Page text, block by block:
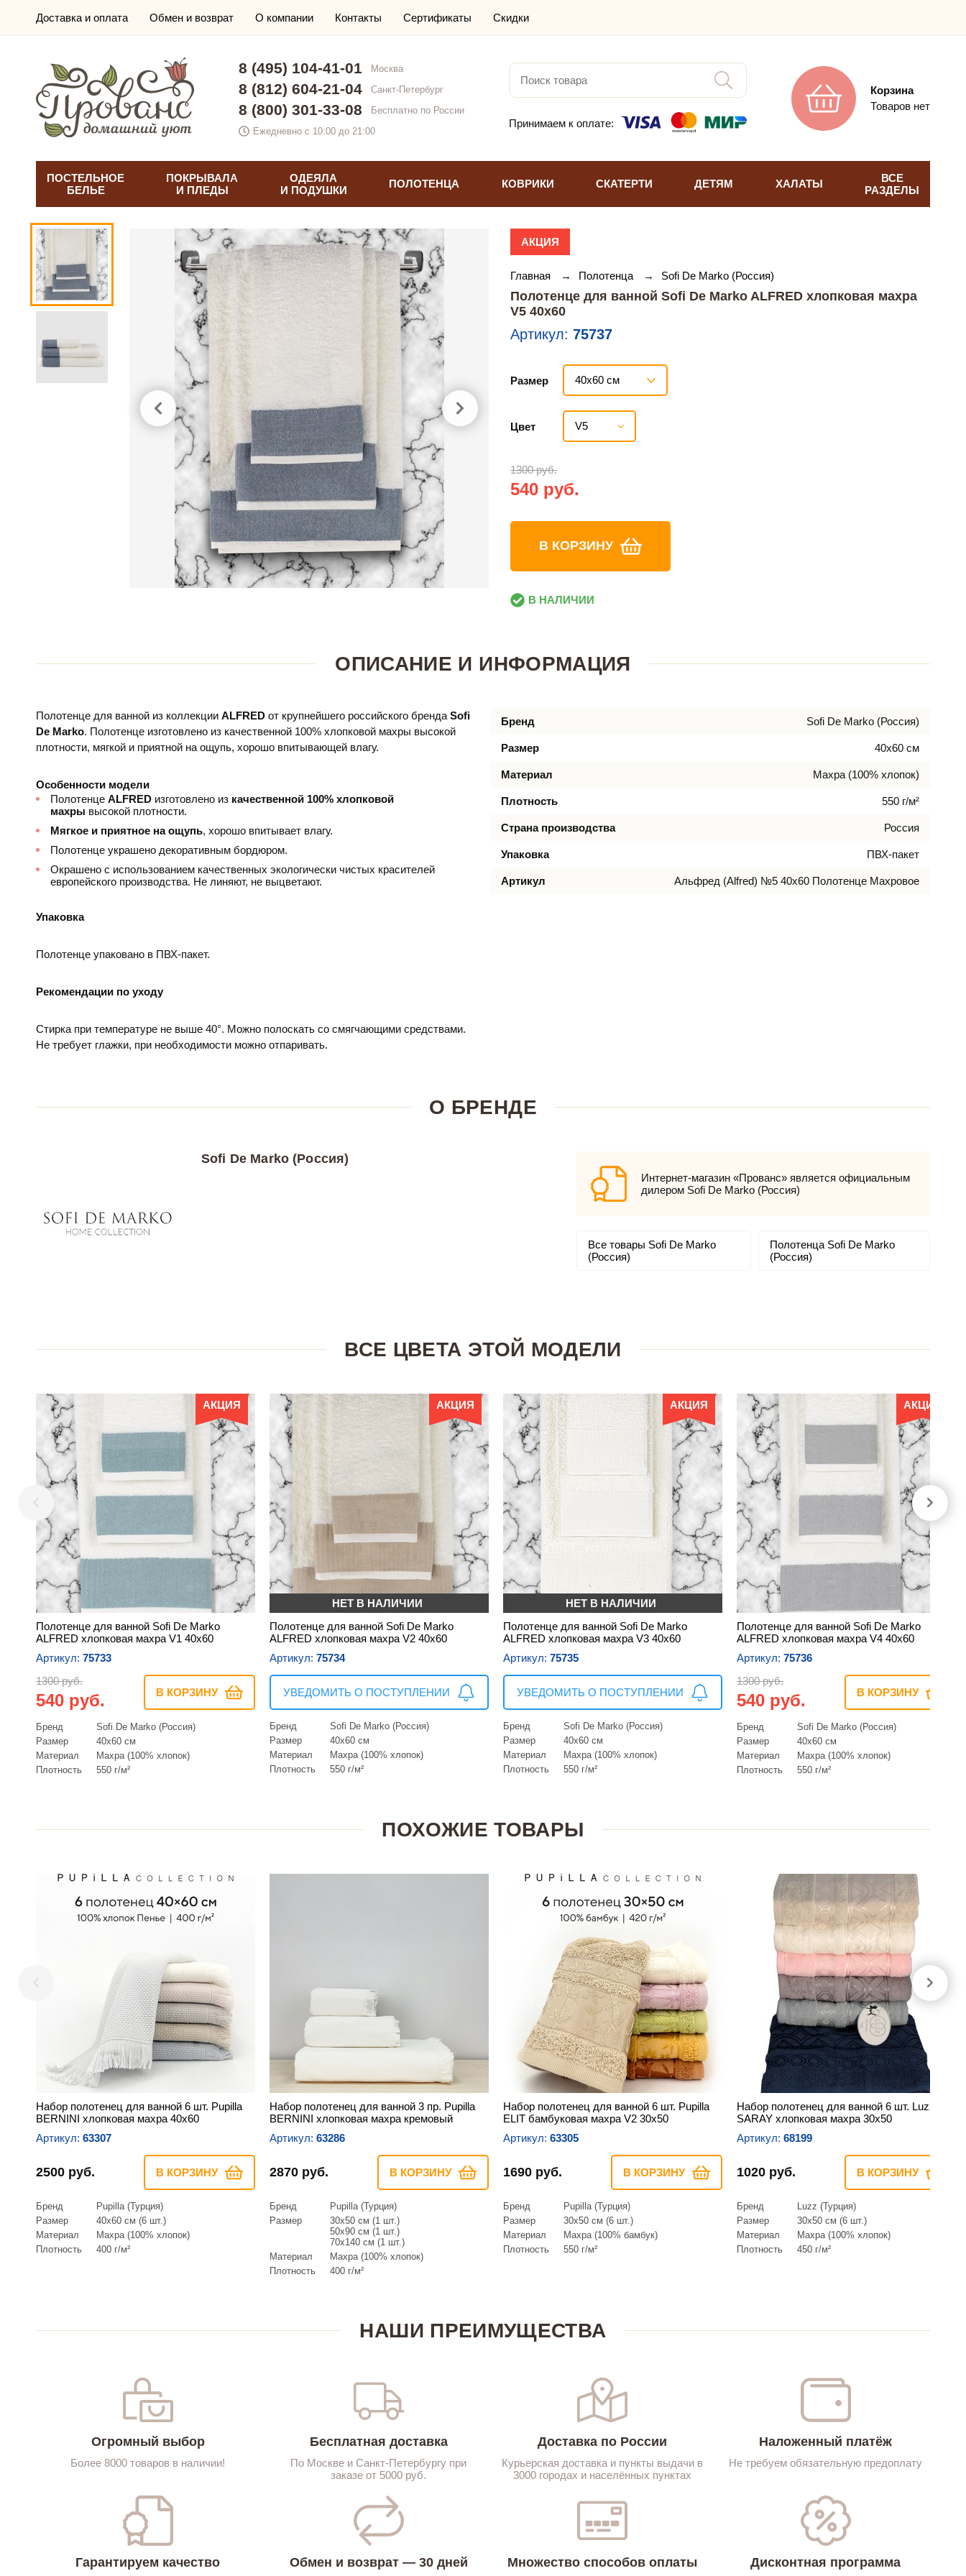
Доставка и оплата Обмен и возврат О компании Контакты Сертификаты Скидки
8 (495) 104-41-01 Москва
8 (812) 604-21-04 Санкт-Петербург
8 (800) 301-33-08
Бесплатно по России
Ежедневно с 10:00 до 21:00
Принимаем к оплате:
Корзина
Товаров нет
ПОСТЕЛЬНОЕ
БЕЛЬЕ
ПОКРЫВАЛА
И ПЛЕДЫ
ОДЕЯЛА
И ПОДУШКИ
ПОЛОТЕНЦА КОВРИКИ СКАТЕРТИ ДЕТЯМ ХАЛАТЫ
ВСЕ
РАЗДЕЛЫ
АКЦИЯ
Главная → Полотенца → Sofi De Marko (Россия)
Полотенце для ванной Sofi De Marko ALFRED хлопковая махра
V5 40х60
Артикул: 75737
Размер 40х60 см
Цвет V5
1300 руб.
540 руб.
В КОРЗИНУ
В НАЛИЧИИ
ОПИСАНИЕ И ИНФОРМАЦИЯ
Полотенце для ванной из коллекции ALFRED от крупнейшего российского бренда Sofi
De Marko. Полотенце изготовлено из качественной 100% хлопковой махры высокой
плотности, мягкой и приятной на ощупь, хорошо впитывающей влагу.
Особенности модели
Полотенце ALFRED изготовлено из качественной 100% хлопковой
махры высокой плотности.
Мягкое и приятное на ощупь, хорошо впитывает влагу.
Полотенце украшено декоративным бордюром.
Окрашено с использованием качественных экологически чистых красителей
европейского производства. Не линяют, не выцветают.
Упаковка
Полотенце упаковано в ПВХ-пакет.
Рекомендации по уходу
Стирка при температуре не выше 40°. Можно полоскать со смягчающими средствами.
Не требует глажки, при необходимости можно отпаривать.
Бренд Sofi De Marko (Россия)
Размер 40х60 см
Материал Махра (100% хлопок)
Плотность 550 г/м²
Страна производства Россия
Упаковка ПВХ-пакет
Артикул Альфред (Alfred) №5 40х60 Полотенце Махровое
О БРЕНДЕ
Sofi De Marko (Россия)
Интернет-магазин «Прованс» является официальным
дилером Sofi De Marko (Россия)
Все товары Sofi De Marko
(Россия)
Полотенца Sofi De Marko
(Россия)
ВСЕ ЦВЕТА ЭТОЙ МОДЕЛИ
АКЦИЯ
Полотенце для ванной Sofi De Marko
ALFRED хлопковая махра V1 40х60
Артикул: 75733
1300 руб.
540 руб. В КОРЗИНУ
Бренд
Sofi De Marko (Россия)
Размер
40х60 см
Материал
Махра (100% хлопок)
Плотность
550 г/м²
АКЦИЯ
НЕТ В НАЛИЧИИ
Полотенце для ванной Sofi De Marko
ALFRED хлопковая махра V2 40х60
Артикул: 75734
УВЕДОМИТЬ О ПОСТУПЛЕНИИ
Бренд
Sofi De Marko (Россия)
Размер
40х60 см
Материал
Махра (100% хлопок)
Плотность
550 г/м²
АКЦИЯ
НЕТ В НАЛИЧИИ
Полотенце для ванной Sofi De Marko
ALFRED хлопковая махра V3 40х60
Артикул: 75735
УВЕДОМИТЬ О ПОСТУПЛЕНИИ
Бренд
Sofi De Marko (Россия)
Размер
40х60 см
Материал
Махра (100% хлопок)
Плотность
550 г/м²
АКЦИЯ
Полотенце для ванной Sofi De Marko
ALFRED хлопковая махра V4 40х60
Артикул: 75736
1300 руб.
540 руб. В КОРЗИНУ
Бренд
Sofi De Marko (Россия)
Размер
40х60 см
Материал
Махра (100% хлопок)
Плотность
550 г/м²
ПОХОЖИЕ ТОВАРЫ
Набор полотенец для ванной 6 шт. Pupilla
BERNINI хлопковая махра 40х60
Артикул: 63307
2500 руб. В КОРЗИНУ
Бренд
Pupilla (Турция)
Размер
40х60 см (6 шт.)
Материал
Махра (100% хлопок)
Плотность
400 г/м²
Набор полотенец для ванной 3 пр. Pupilla
BERNINI хлопковая махра кремовый
Артикул: 63286
2870 руб. В КОРЗИНУ
Бренд
Pupilla (Турция)
Размер
30х50 см (1 шт.)
50х90 см (1 шт.)
70х140 см (1 шт.)
Материал
Махра (100% хлопок)
Плотность
400 г/м²
Набор полотенец для ванной 6 шт. Pupilla
ELIT бамбуковая махра V2 30х50
Артикул: 63305
1690 руб. В КОРЗИНУ
Бренд
Pupilla (Турция)
Размер
30х50 см (6 шт.)
Материал
Махра (100% бамбук)
Плотность
550 г/м²
Набор полотенец для ванной 6 шт. Luzz
SARAY хлопковая махра 30х50
Артикул: 68199
1020 руб. В КОРЗИНУ
Бренд
Luzz (Турция)
Размер
30х50 см (6 шт.)
Материал
Махра (100% хлопок)
Плотность
450 г/м²
НАШИ ПРЕИМУЩЕСТВА
Огромный выбор
Более 8000 товаров в наличии!
Бесплатная доставка
По Москве и Санкт-Петербургу при
заказе от 5000 руб.
Доставка по России
Курьерская доставка и пункты выдачи в
3000 городах и населённых пунктах
Наложенный платёж
Не требуем обязательную предоплату
Гарантируем качество Обмен и возврат — 30 дней Множество способов оплаты Дисконтная программа